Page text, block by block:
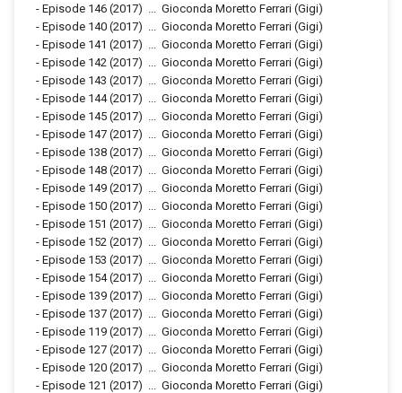
- Episode 146 (2017)
Gioconda Moretto Ferrari (Gigi)
- Episode 140 (2017)
Gioconda Moretto Ferrari (Gigi)
- Episode 141 (2017)
Gioconda Moretto Ferrari (Gigi)
- Episode 142 (2017)
Gioconda Moretto Ferrari (Gigi)
- Episode 143 (2017)
Gioconda Moretto Ferrari (Gigi)
- Episode 144(2017)
Gioconda Moretto Ferrari (Gigi)
- Episode 145 (2017)
Gioconda Moretto Ferrari (Gigi)
- Episode 147 (2017)
Gioconda Moretto Ferrari (Gigi)
- Episode 138 (2017)
Gioconda Moretto Ferrari (Gigi)
- Episode 148 (2017)
Gioconda Moretto Ferrari (Gigi)
- Episode 149 (2017)
Gioconda Moretto Ferrari (Gigi)
- Episode 150 (2017)
Gioconda Moretto Ferrari (Gigi)
- Episode 151 (2017)
Gioconda Moretto Ferrari (Gigi)
- Episode 152 (2017)
Gioconda Moretto Ferrari (Gigi)
- Episode 153 (2017)
Gioconda Moretto Ferrari (Gigi)
- Episode 154(2017)
Gioconda Moretto Ferrari (Gigi)
- Episode 139 (2017)
Gioconda Moretto Ferrari (Gigi)
- Episode 137 (2017)
Gioconda Moretto Ferrari (Gigi)
- Episode 119 (2017)
Gioconda Moretto Ferrari (Gigi)
- Episode 127 (2017)
Gioconda Moretto Ferrari (Gigi)
- Episode 120 (2017)
Gioconda Moretto Ferrari (Gigi)
- Episode 121 (2017)
Gioconda Moretto Ferrari (Gigi)